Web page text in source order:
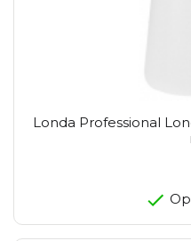
Londa Professional